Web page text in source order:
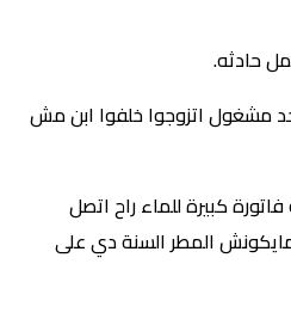
حادثه.
مشغول اتزوجوا خلفوا ابن مش
كبيرة للماء راح اتصل
مايكونش المطر السنة دي على